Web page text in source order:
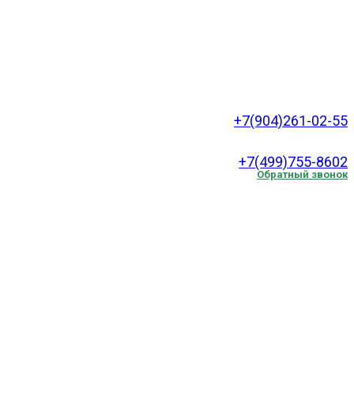
+7(904)261-02-55
+7(499)755-8602
Обратный звонок